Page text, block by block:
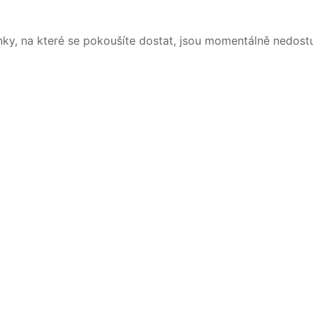
na které se pokoušíte dostat, jsou momentálně